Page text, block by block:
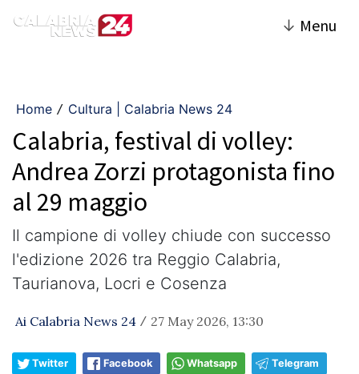
↓ Menu
Home / Cultura | Calabria News 24
Calabria, festival di volley:
Andrea Zorzi protagonista fino
al 29 maggio
Il campione di volley chiude con successo
l'edizione 2026 tra Reggio Calabria,
Taurianova, Locri e Cosenza
Ai Calabria News 24 / 27 May 2026, 13:30
Twitter Facebook Whatsapp Telegram